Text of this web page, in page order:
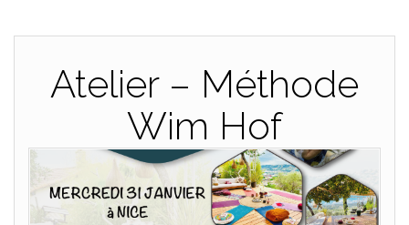
Atelier – Méthode
Wim Hof